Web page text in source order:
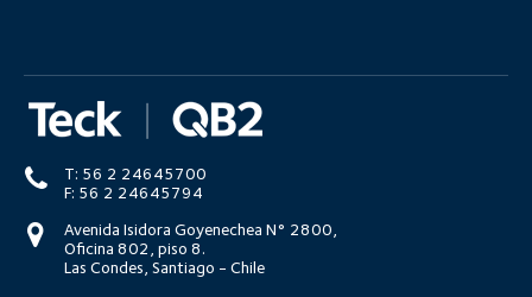
T: 56 2 24645700
F: 56 2 24645794
Avenida Isidora Goyenechea N° 2800,
Oficina 802, piso 8.
Las Condes, Santiago - Chile